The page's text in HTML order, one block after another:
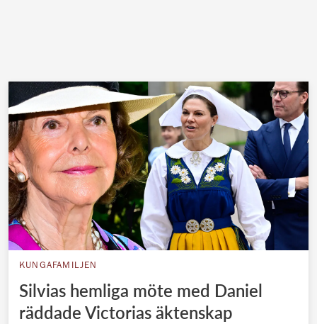
KUNGAFAMILJEN
Silvias hemliga möte med Daniel
räddade Victorias äktenskap